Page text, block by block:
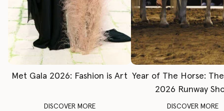
Met Gala 2026: Fashion is Art
DISCOVER MORE
Year of The Horse:
2026 Runway
DISCOVER MORE